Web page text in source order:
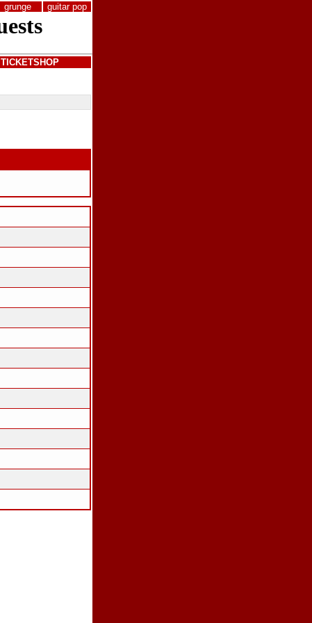
grunge guitar pop
TICKETSHOP